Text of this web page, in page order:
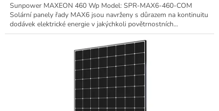
Sunpower MAXEON 460 Wp Model: SPR-MAX6-460-COM
Solární panely řady MAX6 jsou navrženy s důrazem na kontinuitu
dodávek elektrické energie v jakýchkoli povětrnostních...